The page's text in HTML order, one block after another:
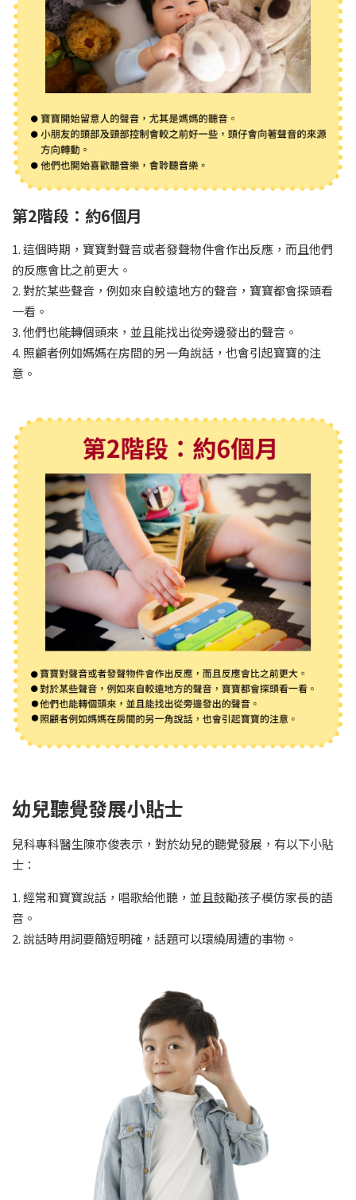
第2階段：約6個月
1. 這個時期，寶寶對聲音或者發聲物件會作出反應，而且他們
的反應會比之前更大。
2. 對於某些聲音，例如來自較遠地方的聲音，寶寶都會探頭看
一看。
3. 他們也能轉個頭來，並且能找出從旁邊發出的聲音。
4. 照顧者例如媽媽在房間的另一角說話，也會引起寶寶的注
意。
幼兒聽覺發展小貼士
兒科專科醫生陳亦俊表示，對於幼兒的聽覺發展，有以下小貼
士：
1. 經常和寶寶說話，唱歌給他聽，並且鼓勵孩子模仿家長的語
音。
2. 說話時用詞要簡短明確，話題可以環繞周遭的事物。